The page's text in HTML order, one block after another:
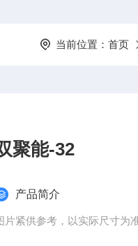
当前位置： 首页
聚能-32
产品简介
片紧供参考，以实际尺寸为